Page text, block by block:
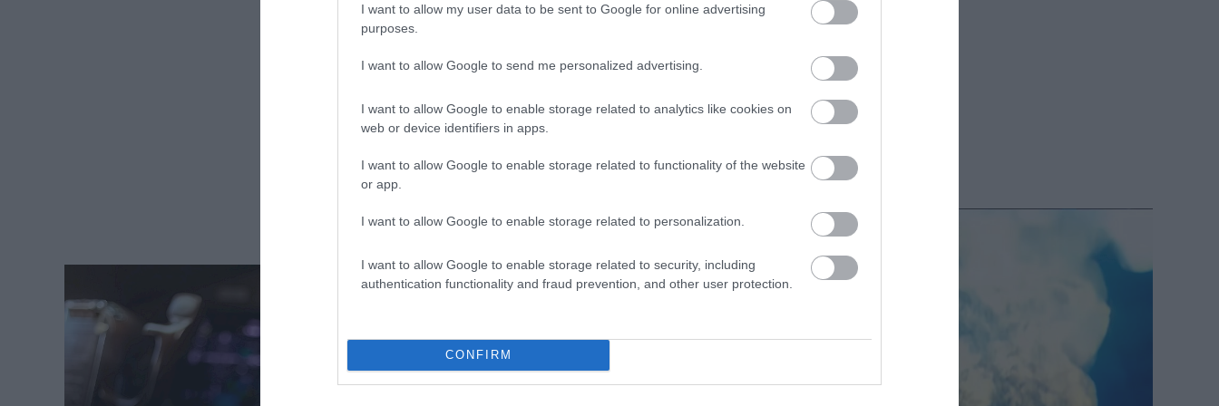
I want to allow my user data to be sent to Google for online advertising
purposes.
I want to allow Google to send me personalized advertising.
I want to allow Google to enable storage related to analytics like cookies on
web or device identifiers in apps.
I want to allow Google to enable storage related to functionality of the website
or app.
I want to allow Google to enable storage related to personalization.
I want to allow Google to enable storage related to security, including
authentication functionality and fraud prevention, and other user protection.
CONFIRM